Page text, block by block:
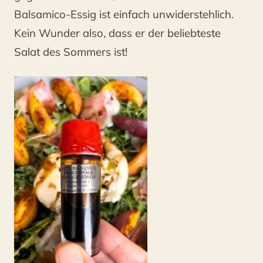
Balsamico-Essig ist einfach unwiderstehlich.
Kein Wunder also, dass er der beliebteste
Salat des Sommers ist!